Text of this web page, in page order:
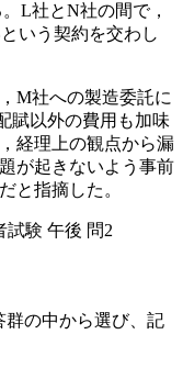
L社とN社の間で，
いう契約を交わし
M社への製造委託に
賦以外の費用も加味
経理上の観点から漏
が起きないよう事前
と指摘した。
試験 午後 問2
群の中から選び、記